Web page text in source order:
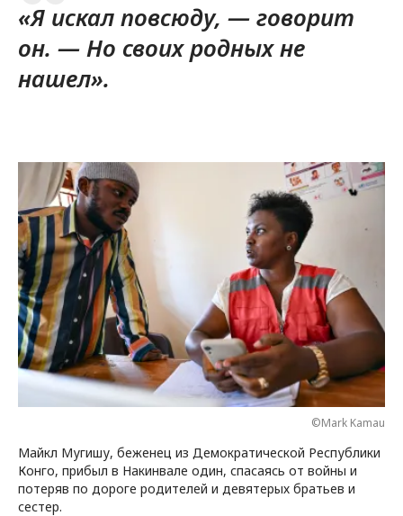
«Я искал повсюду, — говорит
он. — Но своих родных не
нашел».
©Mark Kamau
Майкл Мугишу, беженец из Демократической Республики
Конго, прибыл в Накинвале один, спасаясь от войны и
потеряв по дороге родителей и девятерых братьев и
сестер.